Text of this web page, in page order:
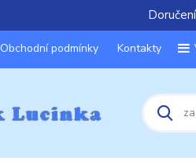
Obchodní podmínky Kontakty